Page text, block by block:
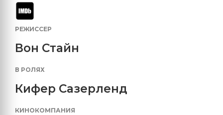
РЕЖИССЕР
Вон Стайн
В РОЛЯХ
Кифер Сазерленд
КИНОКОМПАНИЯ